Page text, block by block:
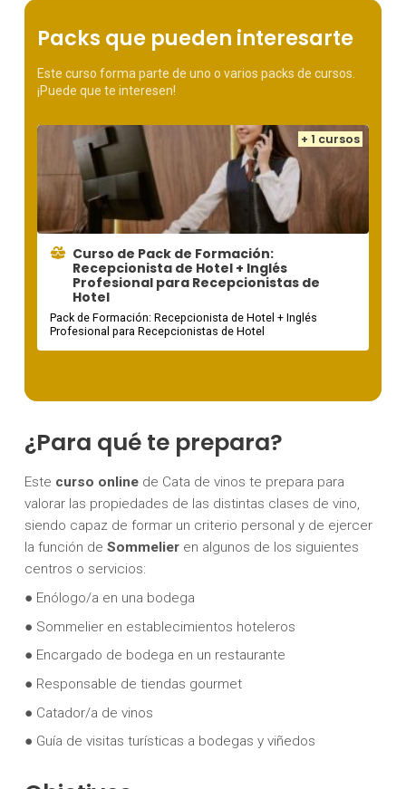
Packs que pueden interesarte
Este curso forma parte de uno o varios packs de cursos.
¡Puede que te interesen!
+ 1 cursos
Curso de Pack de Formación:
Recepcionista de Hotel + Inglés
Profesional para Recepcionistas de
Hotel
Pack de Formación: Recepcionista de Hotel + Inglés
Profesional para Recepcionistas de Hotel
¿Para qué te prepara?
Este curso online de Cata de vinos te prepara para
valorar las propiedades de las distintas clases de vino,
siendo capaz de formar un criterio personal y de ejercer
la función de Sommelier en algunos de los siguientes
centros o servicios:
● Enólogo/a en una bodega
● Sommelier en establecimientos hoteleros
● Encargado de bodega en un restaurante
● Responsable de tiendas gourmet
● Catador/a de vinos
● Guía de visitas turísticas a bodegas y viñedos